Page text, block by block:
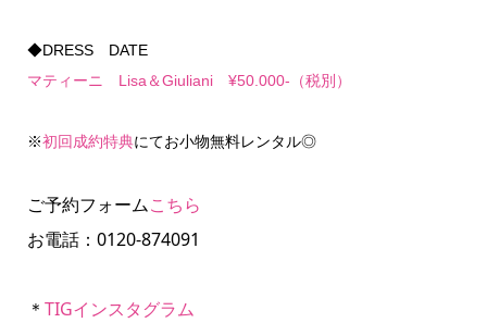
◆DRESS DATE
マティーニ Lisa＆Giuliani ¥50.000-（税別）
※初回成約特典にてお小物無料レンタル◎
ご予約フォームこちら
お電話：0120-874091
＊ TIGインスタグラム